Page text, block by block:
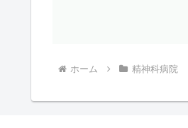
ホーム 精神科病院